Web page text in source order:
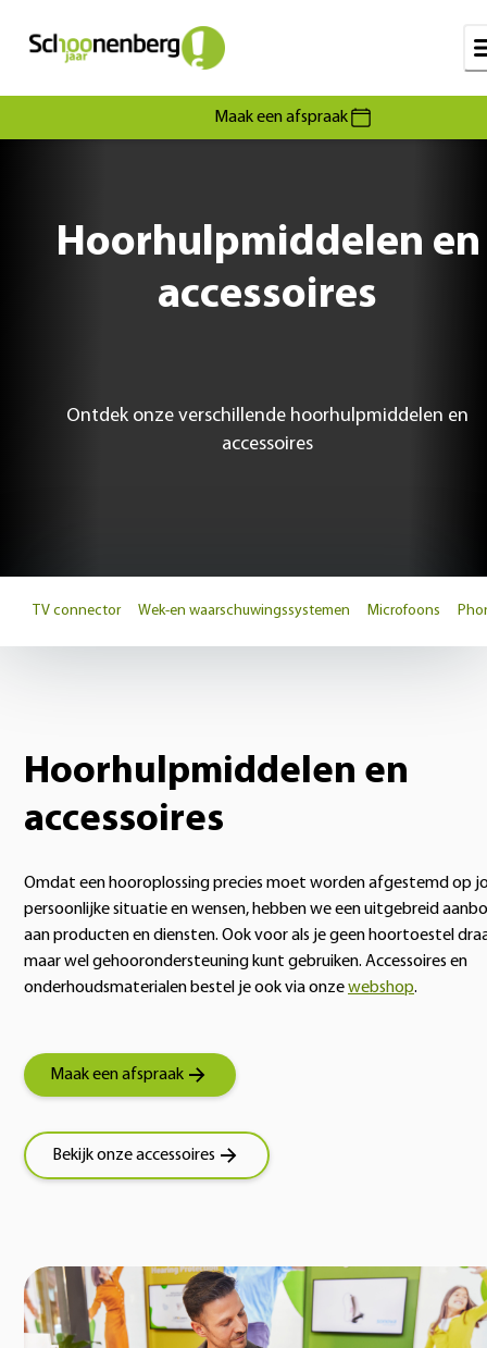
Maak een afspraak
Hoorhulpmiddelen en
accessoires
Ontdek onze verschillende hoorhulpmiddelen en
accessoires
TV connector Wek-en waarschuwingssystemen Microfoons
Hoorhulpmiddelen en
accessoires
Omdat een hooroplossing precies moet worden afgestemd op
persoonlijke situatie en wensen, hebben we een uitgebreid
aan producten en diensten. Ook voor als je geen hoortoestel
maar wel gehoorondersteuning kunt gebruiken. Accessoires en
onderhoudsmaterialen bestel je ook via onzewebshop.
Maak een afspraak
Bekijk onze accessoires